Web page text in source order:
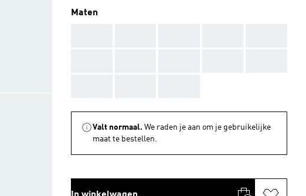
Maten
Valt normaal. We raden je aan om je gebruikelijke
maat te bestellen.